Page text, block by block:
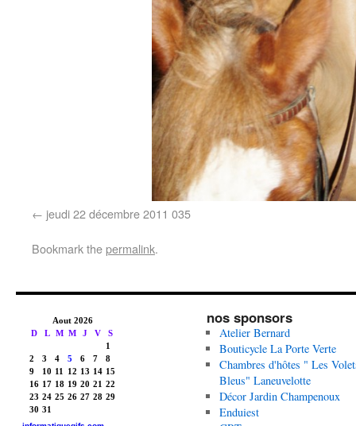
jeudi 22 décembre 2011 035
Bookmark thepermalink.
nos sponsors
Atelier Bernard
Bouticycle La Porte Verte
Chambres d'hôtes " Les
Bleus" Laneuvelotte
Décor Jardin Champenoux
Enduiest